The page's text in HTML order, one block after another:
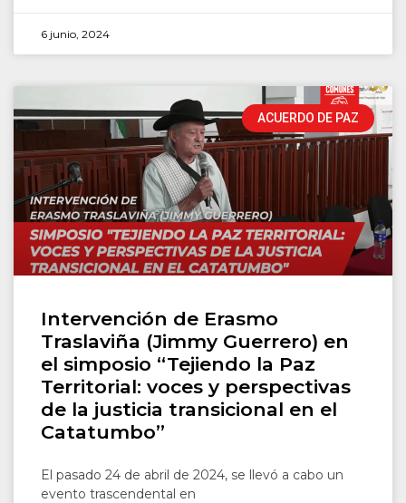
6 junio, 2024
ACUERDO DE PAZ
Intervención de Erasmo
Traslaviña (Jimmy Guerrero) en
el simposio “Tejiendo la Paz
Territorial: voces y perspectivas
de la justicia transicional en el
Catatumbo”
El pasado 24 de abril de 2024, se llevó a cabo un
evento trascendental en